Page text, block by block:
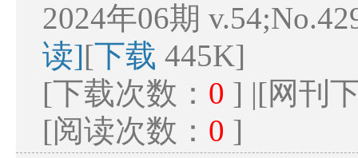
2024年06期
读][下载 445K]
[下载次数： 0 ] |[网刊
[阅读次数： 0 ]